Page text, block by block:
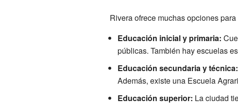
Rivera ofrece muchas opciones
Educación inicial y primaria:
públicas. También hay escuelas
Educación secundaria y técnica:
Además, existe una Escuela
Educación superior: La ciudad